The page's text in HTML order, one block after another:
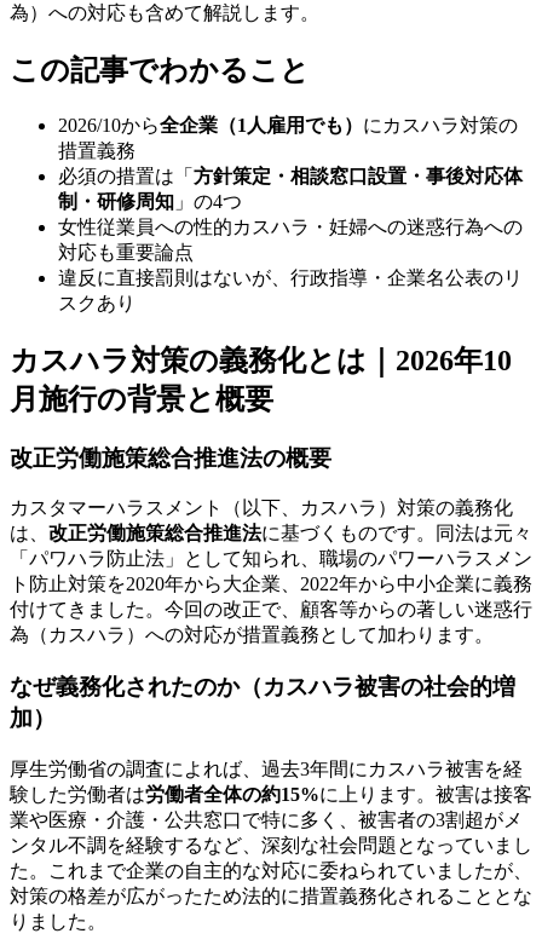
為）への対応も含めて解説します。
この記事でわかること
2026/10から全企業（1人雇用でも） にカスハラ対策の
措置義務
必須の措置は「 方針策定・相談窓口設置・事後対応体
制・研修周知 」の4つ
女性従業員への性的カスハラ・妊婦への迷惑行為への
対応も重要論点
違反に直接罰則はないが、行政指導・企業名公表のリ
スクあり
カスハラ対策の義務化とは｜2026年10
月施行の背景と概要
改正労働施策総合推進法の概要
カスタマーハラスメント（以下、カスハラ）対策の義務化
は、 改正労働施策総合推進法に基づくものです。同法は元々
「パワハラ防止法」として知られ、職場のパワーハラスメン
ト防止対策を2020年から大企業、2022年から中小企業に義務
付けてきました。今回の改正で、顧客等からの著しい迷惑行
為（カスハラ）への対応が措置義務として加わります。
なぜ義務化されたのか（カスハラ被害の社会的増
加）
厚生労働省の調査によれば、過去3年間にカスハラ被害を経
験した労働者は労働者全体の約15%に上ります。被害は接客
業や医療・介護・公共窓口で特に多く、被害者の3割超がメ
ンタル不調を経験するなど、深刻な社会問題となっていまし
た。これまで企業の自主的な対応に委ねられていましたが、
対策の格差が広がったため法的に措置義務化されることとな
りました。